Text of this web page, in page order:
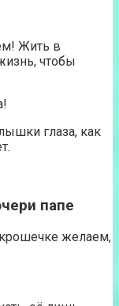
Жить в
чтобы
глаза, как
папе
крошечке желаем,